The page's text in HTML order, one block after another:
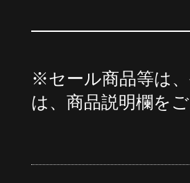
※セール商品等は
は、商品説明欄を